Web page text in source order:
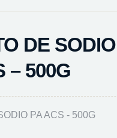
DE SODIO
– 500G
PA ACS - 500G